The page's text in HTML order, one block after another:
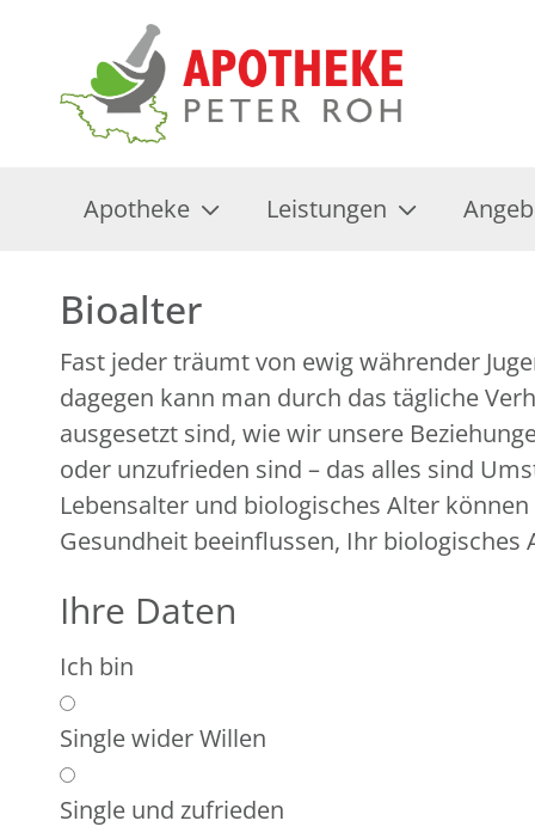
Apotheke Leistungen
Bioalter
Fast jeder träumt von ewig währender
dagegen kann man durch das tägliche
ausgesetzt sind, wie wir unsere
oder unzufrieden sind – das alles sind
Lebensalter und biologisches Alter
Gesundheit beeinflussen, Ihr biologisches
Ihre Daten
Ich bin
Single wider Willen
Single und zufrieden